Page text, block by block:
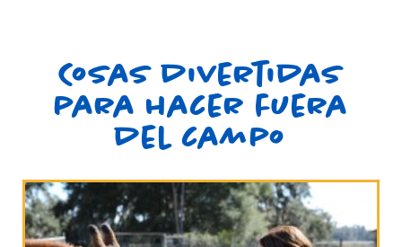
Cosas divertidas
para hacer fuera
del campo